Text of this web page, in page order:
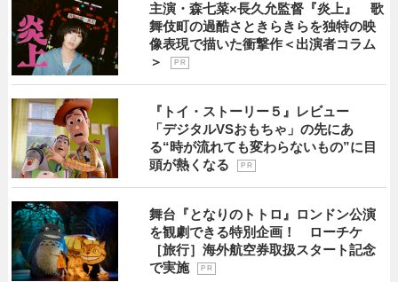
主演・森七菜×長久允監督『炎上』 歌
舞伎町の過酷さときらきらを独特の映
像表現で描いた衝撃作＜出演者コラム
＞
P R
『トイ・ストーリー５』レビュー
「デジタルVSおもちゃ」の先にあ
る“時が流れても変わらないもの”に目
頭が熱くなる
P R
舞台『となりのトトロ』ロンドン公演
を観劇できる特別企画！ ローチケ
［旅行］海外航空券取扱スタート記念
で実施
P R